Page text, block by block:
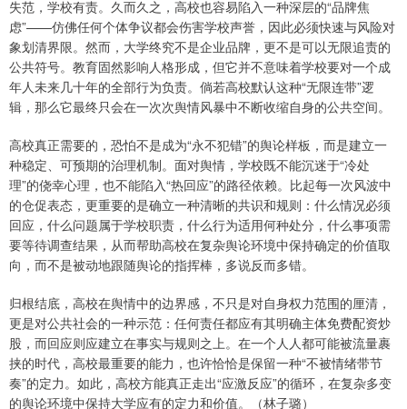
失范，学校有责。久而久之，高校也容易陷入一种深层的“品牌焦
虑”——仿佛任何个体争议都会伤害学校声誉，因此必须快速与风险对
象划清界限。然而，大学终究不是企业品牌，更不是可以无限追责的
公共符号。教育固然影响人格形成，但它并不意味着学校要对一个成
年人未来几十年的全部行为负责。倘若高校默认这种“无限连带”逻
辑，那么它最终只会在一次次舆情风暴中不断收缩自身的公共空间。
高校真正需要的，恐怕不是成为“永不犯错”的舆论样板，而是建立一
种稳定、可预期的治理机制。面对舆情，学校既不能沉迷于“冷处
理”的侥幸心理，也不能陷入“热回应”的路径依赖。比起每一次风波中
的仓促表态，更重要的是确立一种清晰的共识和规则：什么情况必须
回应，什么问题属于学校职责，什么行为适用何种处分，什么事项需
要等待调查结果，从而帮助高校在复杂舆论环境中保持确定的价值取
向，而不是被动地跟随舆论的指挥棒，多说反而多错。
归根结底，高校在舆情中的边界感，不只是对自身权力范围的厘清，
更是对公共社会的一种示范：任何责任都应有其明确主体免费配资炒
股，而回应则应建立在事实与规则之上。在一个人人都可能被流量裹
挟的时代，高校最重要的能力，也许恰恰是保留一种“不被情绪带节
奏”的定力。如此，高校方能真正走出“应激反应”的循环，在复杂多变
的舆论环境中保持大学应有的定力和价值。（林子璐）